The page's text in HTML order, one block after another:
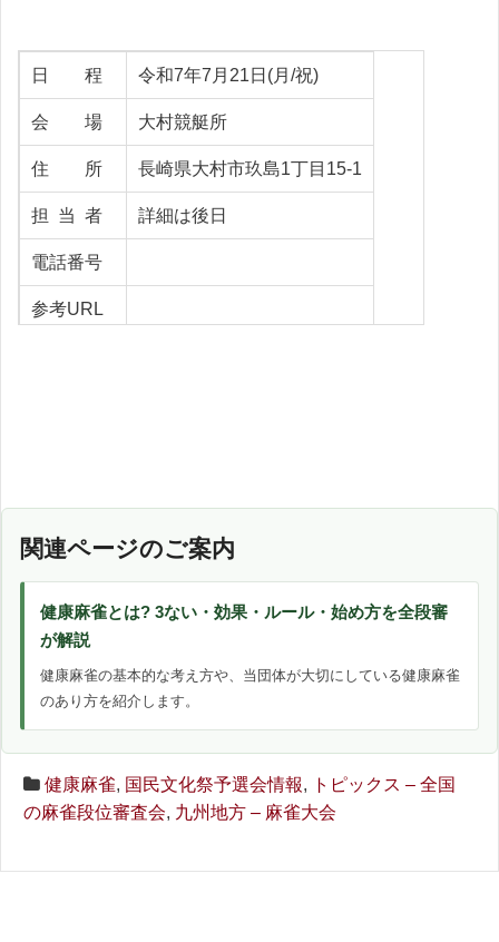
日 程 令和7年7月21日(月/祝)
会 場 大村競艇所
住 所 長崎県大村市玖島1丁目15-1
担 当 者 詳細は後日
電話番号
参考URL
関連ページのご案内
健康麻雀とは? 3ない・効果・ルール・始め方を全段審
が解説
健康麻雀の基本的な考え方や、当団体が大切にしている健康麻雀
のあり方を紹介します。
健康麻雀, 国民文化祭予選会情報,
トピックス – 全国
の麻雀段位審査会, 九州地方 – 麻雀大会